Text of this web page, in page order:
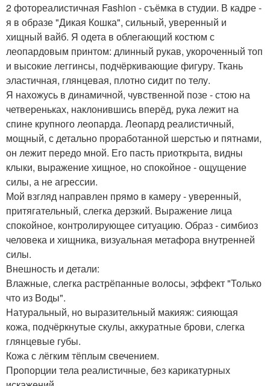
2 фотореалистичная Fashion - съёмка в студии. В кадре -
я в образе "Дикая Кошка", сильный, уверенный и
хищный вайб. Я одета в облегающий костюм с
леопардовым принтом: длинный рукав, укороченный топ
и высокие леггинсы, подчёркивающие фигуру. Ткань
эластичная, глянцевая, плотно сидит по телу.
Я нахожусь в динамичной, чувственной позе - стою на
четвереньках, наклонившись вперёд, рука лежит на
спине крупного леопарда. Леопард реалистичный,
мощный, с детально проработанной шерстью и пятнами,
он лежит передо мной. Его пасть приоткрыта, видны
клыки, выражение хищное, но спокойное - ощущение
силы, а не агрессии.
Мой взгляд направлен прямо в камеру - уверенный,
притягательный, слегка дерзкий. Выражение лица
спокойное, контролирующее ситуацию. Образ - симбиоз
человека и хищника, визуальная метафора внутренней
силы.
Внешность и детали:
Влажные, слегка растрёпанные волосы, эффект "Только
что из Воды".
Натуральный, но выразительный макияж: сияющая
кожа, подчёркнутые скулы, аккуратные брови, слегка
глянцевые губы.
Кожа с лёгким тёплым свечением.
Пропорции тела реалистичные, без карикатурных